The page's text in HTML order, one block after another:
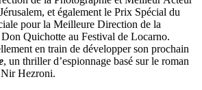
et également le Prix Spécial du
pour la Meilleure Direction de la
Quichotte au Festival de Locarno.
en train de développer son prochain
, un thriller d’espionnage basé sur le roman
Hezroni.